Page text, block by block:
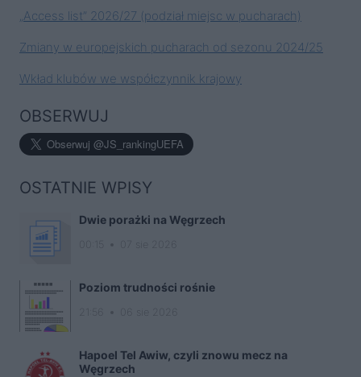
„Access list” 2026/27 (podział miejsc w pucharach)
Zmiany w europejskich pucharach od sezonu 2024/25
Wkład klubów we współczynnik krajowy
OBSERWUJ
OSTATNIE WPISY
Dwie porażki na Węgrzech
Poziom trudności rośnie
Hapoel Tel Awiw, czyli znowu mecz na
Węgrzech